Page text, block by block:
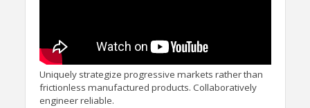
Uniquely strategize progressive markets rather than
frictionless manufactured products. Collaboratively
engineer reliable.